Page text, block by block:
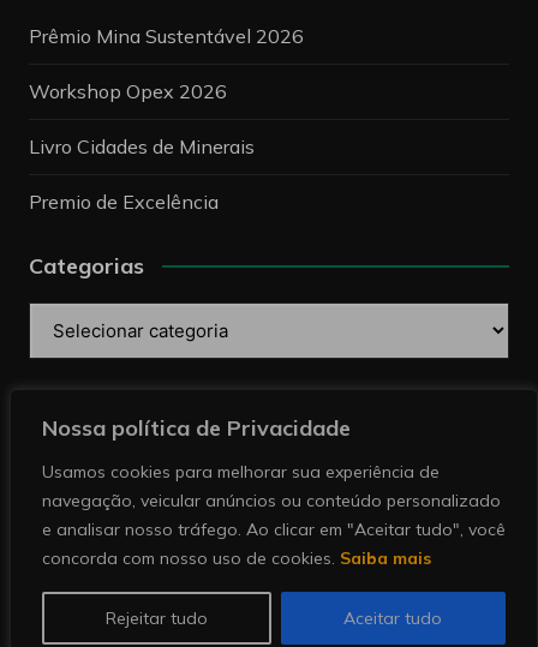
Nossa política de Privacidade
Usamos cookies para melhorar sua experiência de
navegação, veicular anúncios ou conteúdo personalizado
e analisar nosso tráfego. Ao clicar em "Aceitar tudo", você
concorda com nosso uso de cookies. Saiba mais
Rejeitar tudo Aceitar tudo
Prêmio Mina Sustentável 2026
Workshop Opex 2026
Livro Cidades de Minerais
Premio de Excelência
Categorias
mineração. Todos direitos reservados.